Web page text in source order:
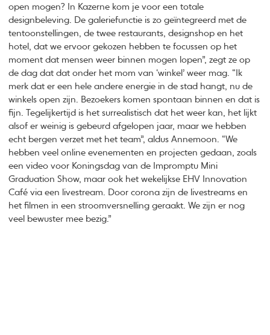
open mogen? In Kazerne kom je voor een totale
designbeleving. De galeriefunctie is zo geïntegreerd met de
tentoonstellingen, de twee restaurants, designshop en het
hotel, dat we ervoor gekozen hebben te focussen op het
moment dat mensen weer binnen mogen lopen”, zegt ze op
de dag dat dat onder het mom van ‘winkel’ weer mag. “Ik
merk dat er een hele andere energie in de stad hangt, nu de
winkels open zijn. Bezoekers komen spontaan binnen en dat is
fijn. Tegelijkertijd is het surrealistisch dat het weer kan, het lijkt
alsof er weinig is gebeurd afgelopen jaar, maar we hebben
echt bergen verzet met het team”, aldus Annemoon. “We
hebben veel online evenementen en projecten gedaan, zoals
een video voor Koningsdag van de Impromptu Mini
Graduation Show, maar ook het wekelijkse EHV Innovation
Café via een livestream. Door corona zijn de livestreams en
het filmen in een stroomversnelling geraakt. We zijn er nog
veel bewuster mee bezig.”